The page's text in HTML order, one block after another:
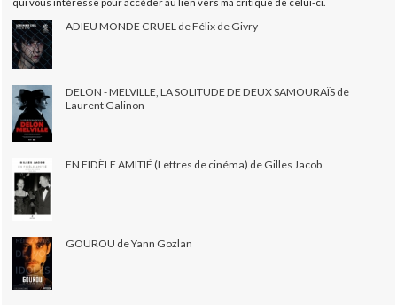
qui vous intéresse pour accéder au lien vers ma critique de celui-ci.
ADIEU MONDE CRUEL de Félix de Givry
DELON - MELVILLE, LA SOLITUDE DE DEUX SAMOURAÏS de
Laurent Galinon
EN FIDÈLE AMITIÉ (Lettres de cinéma) de Gilles Jacob
GOUROU de Yann Gozlan